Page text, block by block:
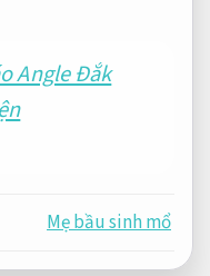
Angle Đắk
Mẹ bầu sinh mổ